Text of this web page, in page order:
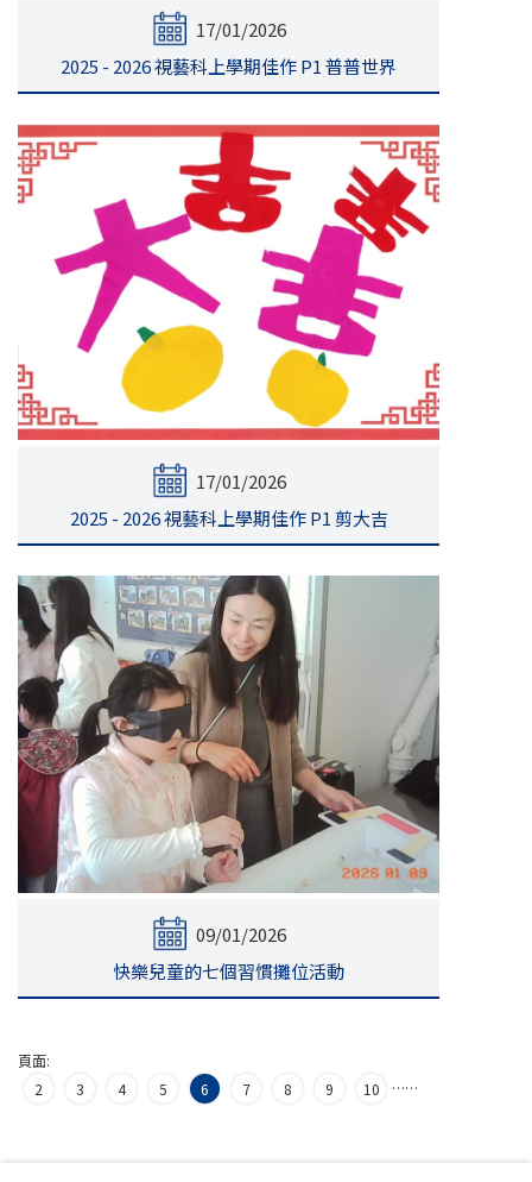
17/01/2026
2025 - 2026 視藝科上學期佳作 P1 普普世界
17/01/2026
2025 - 2026 視藝科上學期佳作 P1 剪大吉
09/01/2026
快樂兒童的七個習慣攤位活動
頁面:
…
2 3 4 5 6 7 8 9 10 …